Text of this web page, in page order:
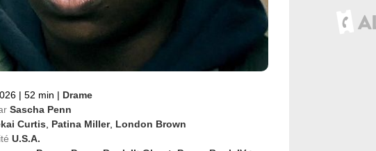
| 52 min | Drame
Sascha Penn
Curtis Patina Miller, London Brown
U.S.A.